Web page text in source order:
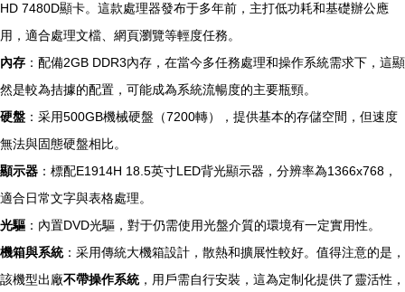
HD 7480D顯卡。這款處理器發布于多年前，主打低功耗和基礎辦公應
用，適合處理文檔、網頁瀏覽等輕度任務。
內存 ：配備2GB DDR3內存，在當今多任務處理和操作系統需求下，這顯
然是較為拮據的配置，可能成為系統流暢度的主要瓶頸。
硬盤 ：采用500GB機械硬盤（7200轉），提供基本的存儲空間，但速度
無法與固態硬盤相比。
顯示器 ：標配E1914H 18.5英寸LED背光顯示器，分辨率為1366x768，
適合日常文字與表格處理。
光驅 ：內置DVD光驅，對于仍需使用光盤介質的環境有一定實用性。
機箱與系統：采用傳統大機箱設計，散熱和擴展性較好。值得注意的是，
該機型出廠不帶操作系統，用戶需自行安裝，這為定制化提供了靈活性，